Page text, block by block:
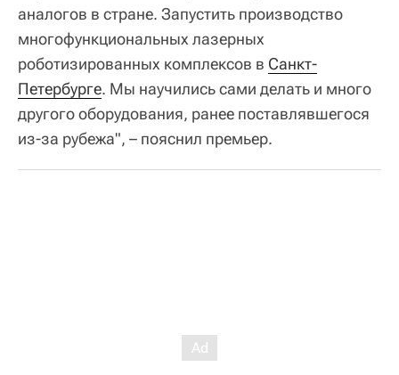
аналогов в стране. Запустить производство
многофункциональных лазерных
роботизированных комплексов в Санкт-
Петербурге. Мы научились сами делать и много
другого оборудования, ранее поставлявшегося
из-за рубежа", – пояснил премьер.